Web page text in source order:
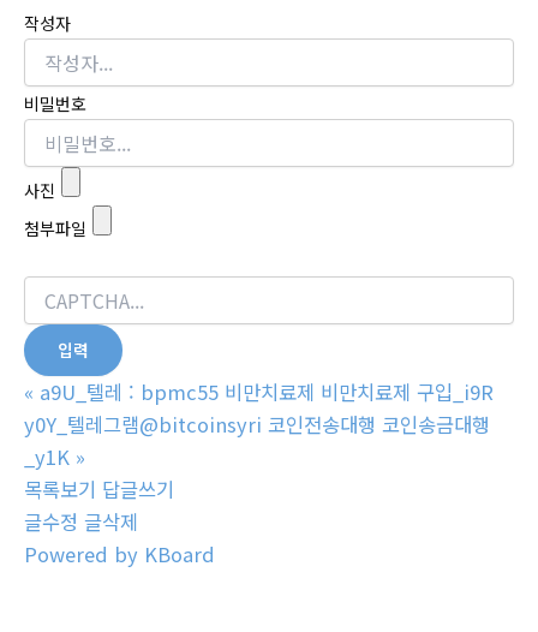
작성자
비밀번호
사진
첨부파일
« a9U_텔레 : bpmc55 비만치료제 비만치료제 구입_i9R
y0Y_텔레그램@bitcoinsyri 코인전송대행 코인송금대행
_y1K »
목록보기 답글쓰기
글수정 글삭제
Powered by KBoard